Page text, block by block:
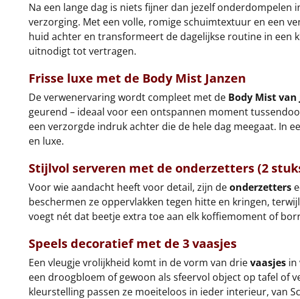
Na een lange dag is niets fijner dan jezelf onderdompelen
verzorging. Met een volle, romige schuimtextuur en een
huid achter en transformeert de dagelijkse routine in een
uitnodigt tot vertragen.
Frisse luxe met de Body Mist Janzen
De verwenervaring wordt compleet met de Body Mist van
geurend – ideaal voor een ontspannen moment
een verzorgde indruk achter die de hele dag meegaat. In
en luxe.
Stijlvol serveren met de onderzetters (2
Voor wie aandacht heeft voor detail, zijn deonderzetters
beschermen ze oppervlakken tegen hitte en kringen,
voegt nét dat beetje extra toe aan elk koffiemoment of
Speels decoratief met de 3 vaasjes
Een vleugje vrolijkheid komt in de vorm van drievaasjes in
een droogbloem of gewoon als sfeervol object op tafel of
kleurstelling passen ze moeiteloos in ieder interieur, van